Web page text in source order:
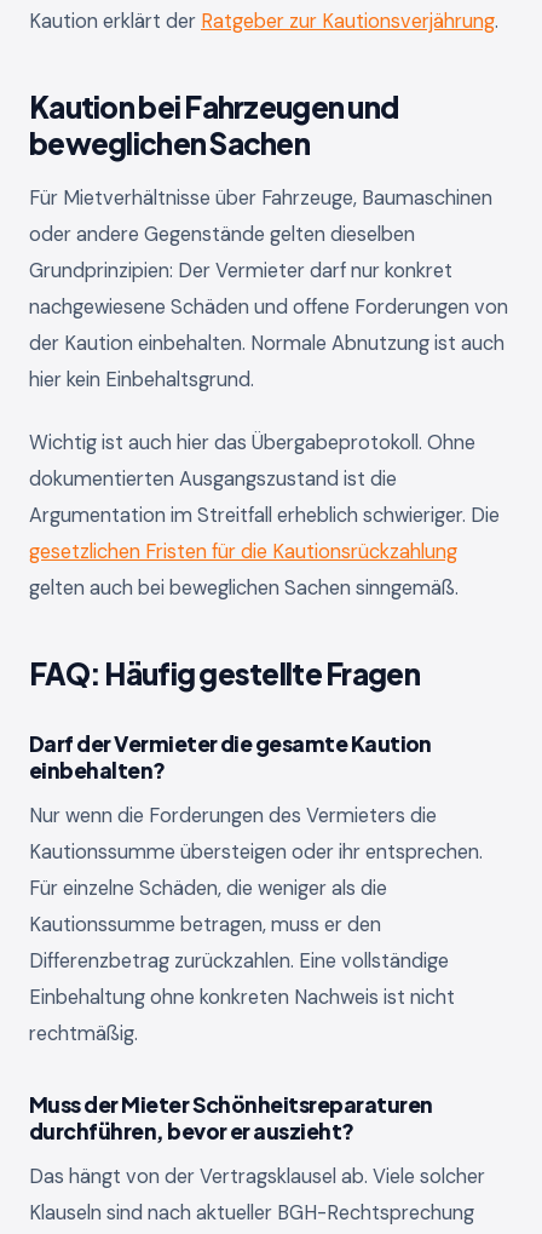
Kaution erklärt der Ratgeber zur Kautionsverjährung.
Kaution bei Fahrzeugen und
beweglichen Sachen
Für Mietverhältnisse über Fahrzeuge, Baumaschinen
oder andere Gegenstände gelten dieselben
Grundprinzipien: Der Vermieter darf nur konkret
nachgewiesene Schäden und offene Forderungen von
der Kaution einbehalten. Normale Abnutzung ist auch
hier kein Einbehaltsgrund.
Wichtig ist auch hier das Übergabeprotokoll. Ohne
dokumentierten Ausgangszustand ist die
Argumentation im Streitfall erheblich schwieriger. Die
gesetzlichen Fristen für die Kautionsrückzahlung
gelten auch bei beweglichen Sachen sinngemäß.
FAQ: Häufig gestellte Fragen
Darf der Vermieter die gesamte Kaution
einbehalten?
Nur wenn die Forderungen des Vermieters die
Kautionssumme übersteigen oder ihr entsprechen.
Für einzelne Schäden, die weniger als die
Kautionssumme betragen, muss er den
Differenzbetrag zurückzahlen. Eine vollständige
Einbehaltung ohne konkreten Nachweis ist nicht
rechtmäßig.
Muss der Mieter Schönheitsreparaturen
durchführen, bevor er auszieht?
Das hängt von der Vertragsklausel ab. Viele solcher
Klauseln sind nach aktueller BGH-Rechtsprechung